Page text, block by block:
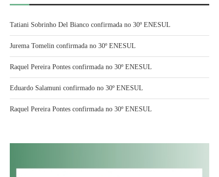
Tatiani Sobrinho Del Bianco confirmada no 30º ENESUL
Jurema Tomelin confirmada no 30º ENESUL
Raquel Pereira Pontes confirmada no 30º ENESUL
Eduardo Salamuni confirmado no 30º ENESUL
Raquel Pereira Pontes confirmada no 30º ENESUL